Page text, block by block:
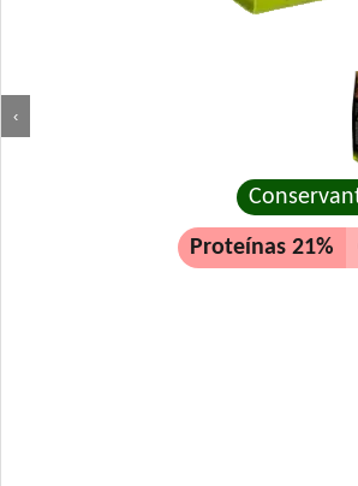
‹
Proteínas 21%